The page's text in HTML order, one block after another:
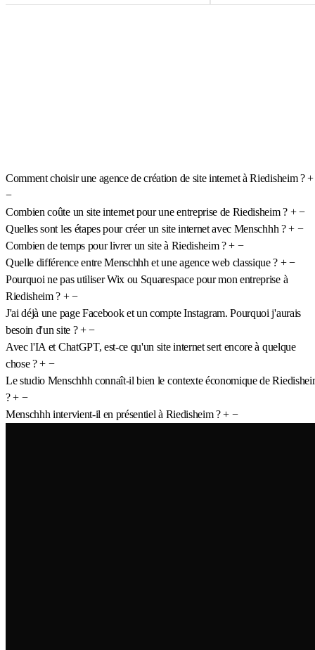
Comment choisir une agence de création de site internet à Riedisheim ? +
−
Combien coûte un site internet pour une entreprise de Riedisheim ? + −
Quelles sont les étapes pour créer un site internet avec Menschhh ? + −
Combien de temps pour livrer un site à Riedisheim ? + −
Quelle différence entre Menschhh et une agence web classique ? + −
Pourquoi ne pas utiliser Wix ou Squarespace pour mon entreprise à
Riedisheim ? + −
J'ai déjà une page Facebook et un compte Instagram. Pourquoi j'aurais
besoin d'un site ? + −
Avec l'IA et ChatGPT, est-ce qu'un site internet sert encore à quelque
chose ? + −
Le studio Menschhh connaît-il bien le contexte économique de
? + −
Menschhh intervient-il en présentiel à Riedisheim ? + −